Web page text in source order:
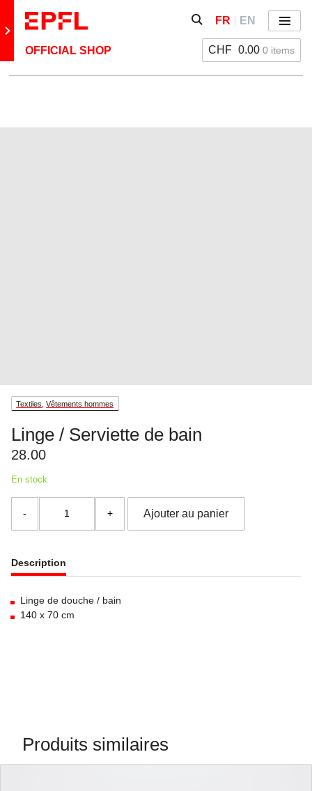
Retour au site principal
OFFICIAL SHOP
Afficher / masquer le
FR EN Menu
CHF 0.00 0 items
Textiles ,Vêtements hommes
Linge / Serviette de bain
28.00
En stock
Linge
Serviette
de
Ajouter au panier
Description
Linge de douche / bain
140 x 70 cm
Produits similaires